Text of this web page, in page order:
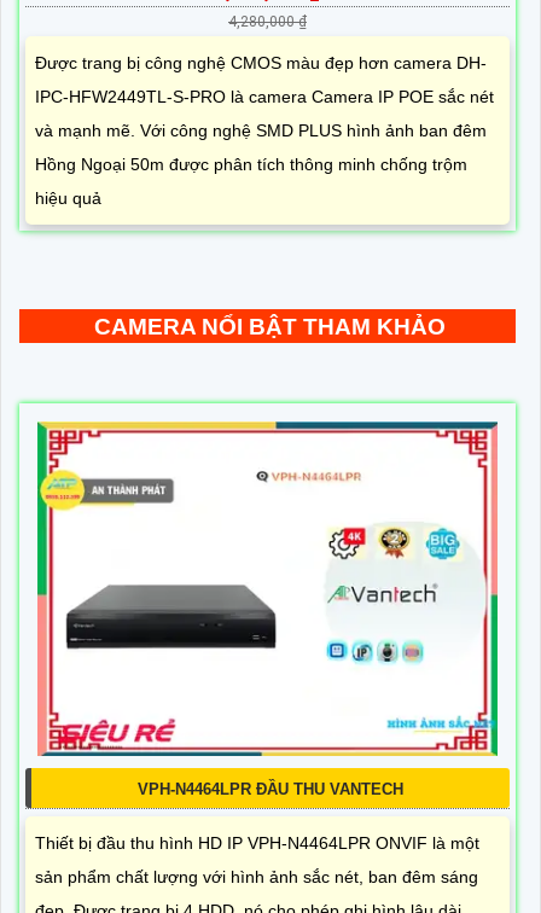
4,280,000 ₫
Được trang bị công nghệ CMOS màu đẹp hơn camera DH-
IPC-HFW2449TL-S-PRO là camera Camera IP POE sắc nét
và mạnh mẽ. Với công nghệ SMD PLUS hình ảnh ban đêm
Hồng Ngoại 50m được phân tích thông minh chống trộm
hiệu quả
CAMERA NỔI BẬT THAM KHẢO
VPH-N4464LPR ĐẦU THU VANTECH
Thiết bị đầu thu hình HD IP VPH-N4464LPR ONVIF là một
sản phẩm chất lượng với hình ảnh sắc nét, ban đêm sáng